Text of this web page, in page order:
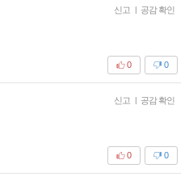
신고 | 공감 확인
0
0
신고 | 공감 확인
0
0